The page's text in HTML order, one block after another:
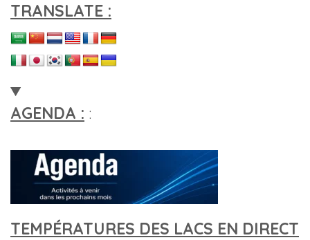
TRANSLATE :
AGENDA : :
TEMPÉRATURES DES LACS EN DIRECT